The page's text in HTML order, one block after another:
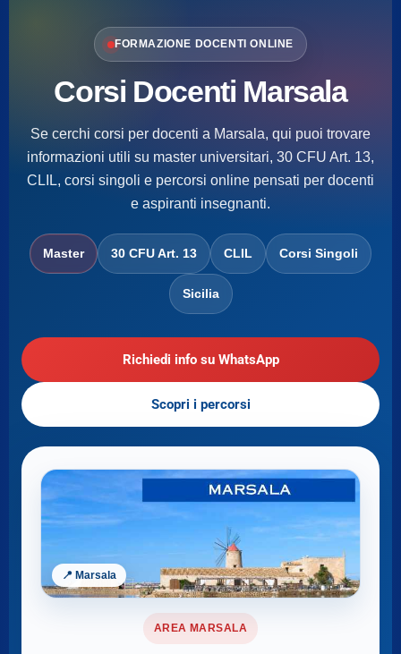
FORMAZIONE DOCENTI ONLINE
Corsi Docenti Marsala
Se cerchi corsi per docenti a Marsala, qui puoi trovare
informazioni utili su master universitari, 30 CFU Art. 13,
CLIL, corsi singoli e percorsi online pensati per docenti
e aspiranti insegnanti.
Master 30 CFU Art. 13 CLIL Corsi Singoli
Sicilia
Richiedi info su WhatsApp
Scopri i percorsi
📍 Marsala
AREA MARSALA